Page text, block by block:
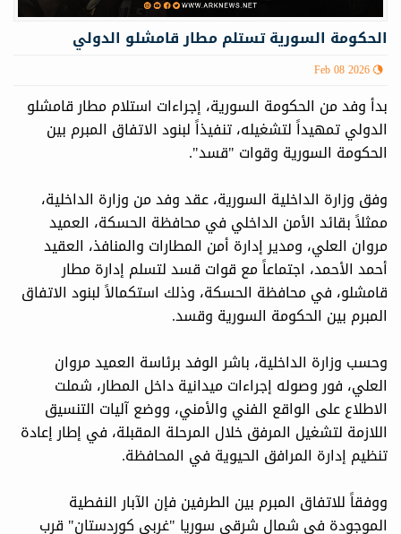
الحكومة السورية تستلم مطار قامشلو الدولي
Feb 08 2026
بدأ وفد من الحكومة السورية، إجراءات استلام مطار قامشلو
الدولي تمهيداً لتشغيله، تنفيذاً لبنود الاتفاق المبرم بين
الحكومة السورية وقوات "قسد".
وفق وزارة الداخلية السورية، عقد وفد من وزارة الداخلية،
ممثلاً بقائد الأمن الداخلي في محافظة الحسكة، العميد
مروان العلي، ومدير إدارة أمن المطارات والمنافذ، العقيد
أحمد الأحمد، اجتماعاً مع قوات قسد لتسلم إدارة مطار
قامشلو، في محافظة الحسكة، وذلك استكمالاً لبنود الاتفاق
المبرم بين الحكومة السورية وقسد.
وحسب وزارة الداخلية، باشر الوفد برئاسة العميد مروان
العلي، فور وصوله إجراءات ميدانية داخل المطار، شملت
الاطلاع على الواقع الفني والأمني، ووضع آليات التنسيق
اللازمة لتشغيل المرفق خلال المرحلة المقبلة، في إطار إعادة
تنظيم إدارة المرافق الحيوية في المحافظة.
ووفقاً للاتفاق المبرم بين الطرفين فإن الآبار النفطية
الموجودة في شمال شرقي سوريا "غربي كوردستان" قرب